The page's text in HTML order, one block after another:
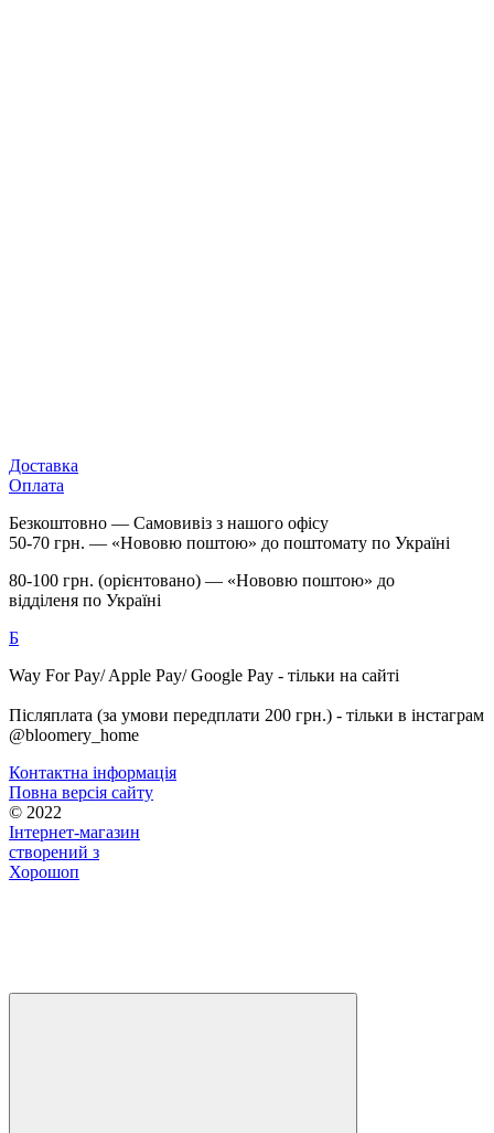
Доставка
Оплата
Безкоштовно — Самовивіз з нашого офісу
50-70 грн. — «Нововю поштою» до поштомату по Україні
80-100 грн. (орієнтовано) — «Нововю поштою» до
відділеня по Україні
Б
Way For Pay/ Apple Pay/ Google Pay - тільки на сайті
Післяплата (за умови передплати 200 грн.) - тільки в інстаграм
@bloomery_home
Контактна інформація
Повна версія сайту
© 2022
Інтернет-магазин
створений з
Хорошоп